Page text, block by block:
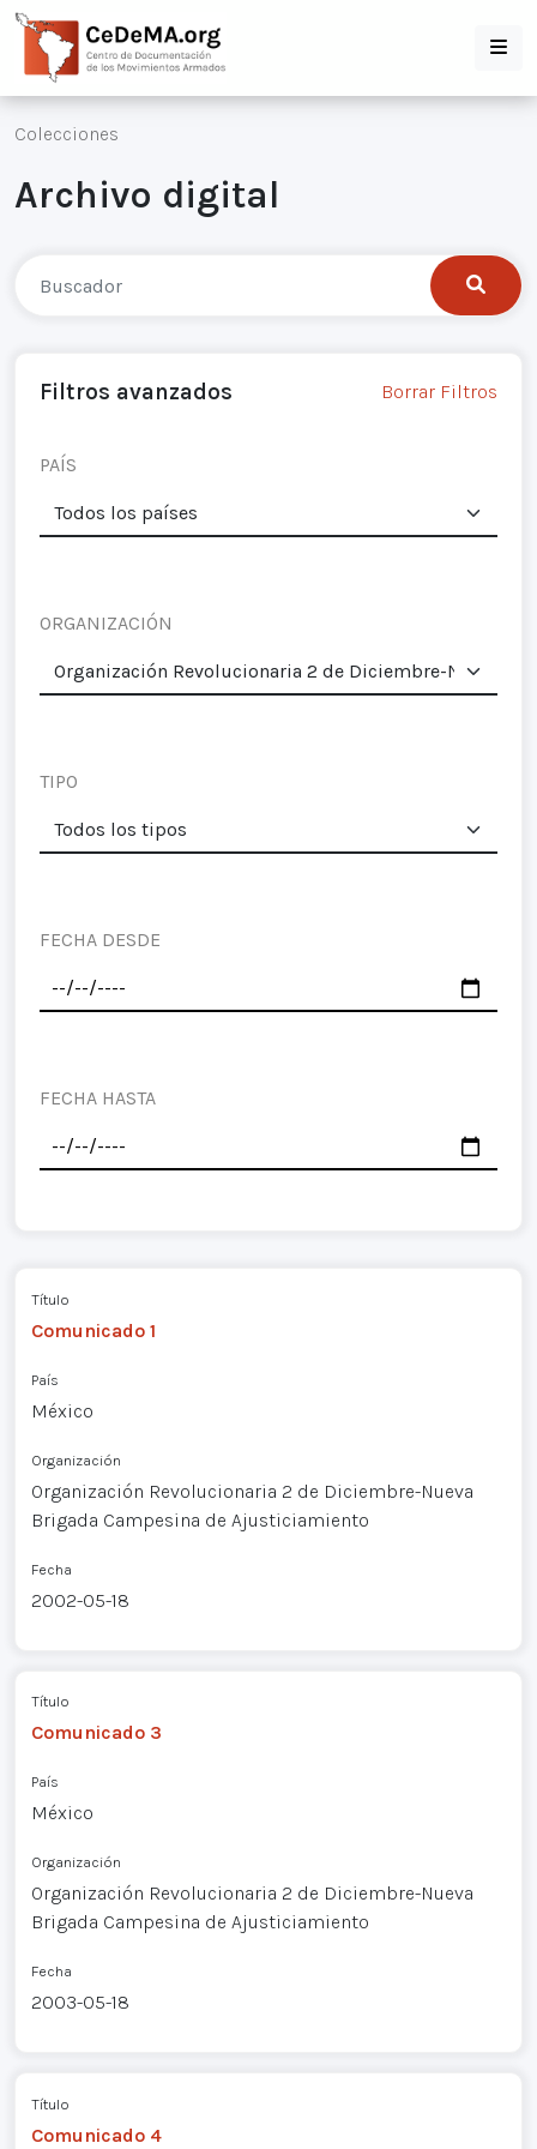
Colecciones
Archivo digital
Filtros avanzados Borrar Filtros
PAÍS
ORGANIZACIÓN
TIPO
FECHA DESDE
FECHA HASTA
Título
Comunicado 1
País
México
Organización
Organización Revolucionaria 2 de Diciembre-Nueva
Brigada Campesina de Ajusticiamiento
Fecha
2002-05-18
Título
Comunicado 3
País
México
Organización
Organización Revolucionaria 2 de Diciembre-Nueva
Brigada Campesina de Ajusticiamiento
Fecha
2003-05-18
Título
Comunicado 4